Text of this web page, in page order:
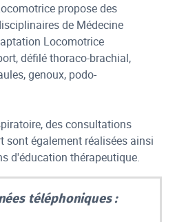
propose des
de Médecine
Locomotrice
défilé thoraco-brachial,
genoux, podo-
des consultations
également réalisées ainsi
d'éducation thérapeutique.
téléphoniques :